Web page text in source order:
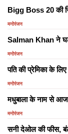
Bigg Boss 20 की
मनोरंजन
Salman Khan ने
मनोरंजन
पति की प्रेमिका के
मनोरंजन
मधुबाला के नाम से आज
मनोरंजन
सनी देओल की फीस,